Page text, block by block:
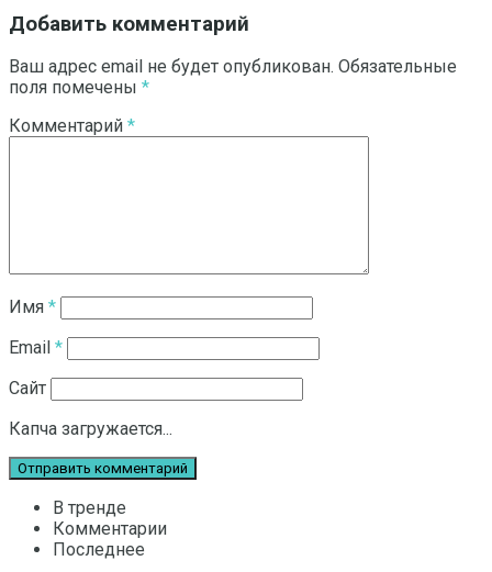
Добавить комментарий
Ваш адрес email не будет опубликован. Обязательные
поля помечены *
Комментарий *
Имя *
Email *
Сайт
Капча загружается...
В тренде
Комментарии
Последнее